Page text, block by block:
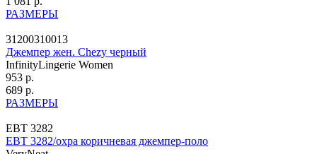
РАЗМЕРЫ
31200310013
Джемпер жен. Chezy черный
InfinityLingerie Women
953 р.
689 р.
РАЗМЕРЫ
ЕВТ 3282
ЕВТ 3282/охра коричневая джемпер-поло